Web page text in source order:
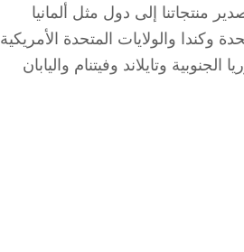
منتجاتنا إلى دول مثل ألمانيا
وكندا والولايات المتحدة الأمريكية
الجنوبية وتايلاند وفيتنام واليابان